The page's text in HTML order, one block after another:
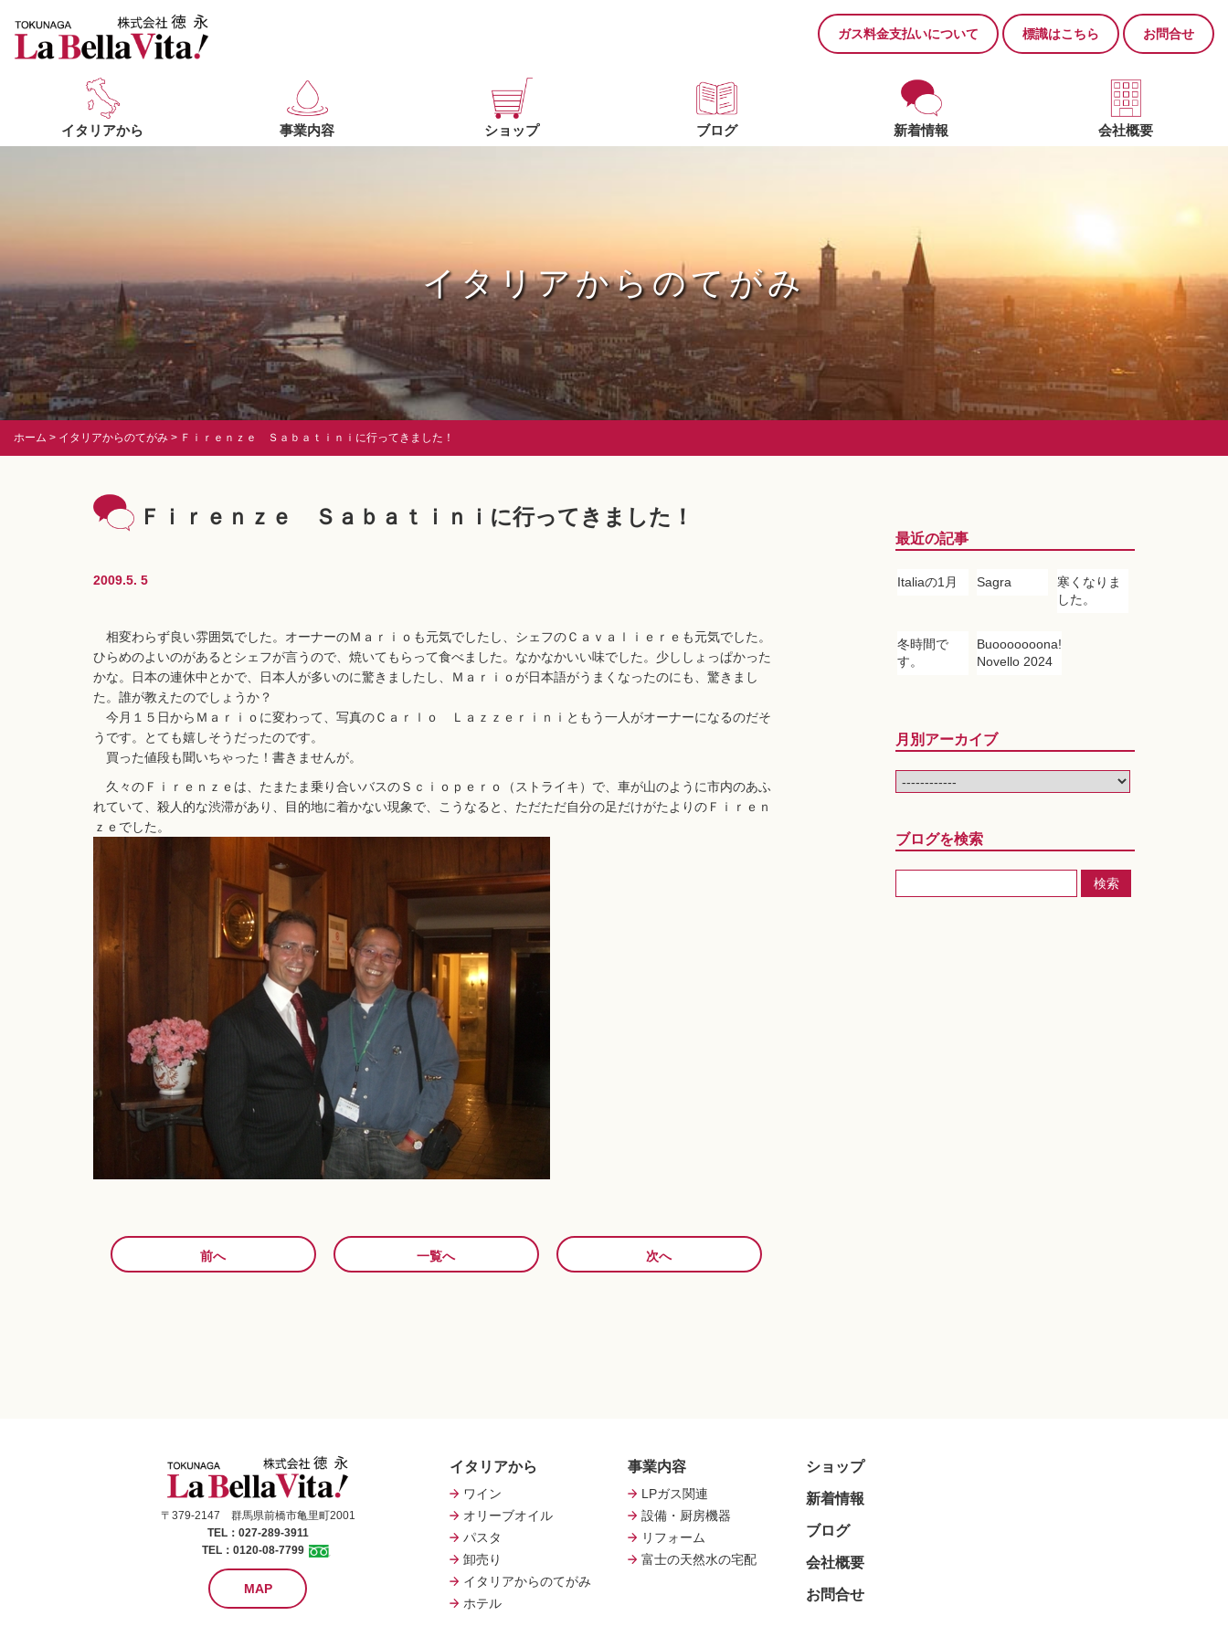
ガス料金支払いについて 標識はこちら お問合せ
イタリアから 事業内容 ショップ ブログ 新着情報 会社概要
イタリアからのてがみ
ホーム イタリアからのてがみ Ｆｉｒｅｎｚｅ Ｓａｂａｔｉｎｉに行ってきました！
Ｆｉｒｅｎｚｅ Ｓａｂａｔｉｎｉに行ってきました！
2009.5. 5
相変わらず良い雰囲気でした。オーナーのＭａｒｉｏも元気でしたし、シェフのＣａｖａｌｉｅｒｅも元気でした。
ひらめのよいのがあるとシェフが言うので、焼いてもらって食べました。なかなかいい味でした。少ししょっぱかった
かな。日本の連休中とかで、日本人が多いのに驚きましたし、Ｍａｒｉｏが日本語がうまくなったのにも、驚きまし
た。誰が教えたのでしょうか？
今月１５日からＭａｒｉｏに変わって、写真のＣａｒｌｏ Ｌａｚｚｅｒｉｎｉともう一人がオーナーになるのだそ
うです。とても嬉しそうだったのです。
買った値段も聞いちゃった！書きませんが。
久々のＦｉｒｅｎｚｅは、たまたま乗り合いバスのＳｃｉｏｐｅｒｏ（ストライキ）で、車が山のように市内のあふ
れていて、殺人的な渋滞があり、目的地に着かない現象で、こうなると、ただただ自分の足だけがたよりのＦｉｒｅｎ
ｚｅでした。
前へ 一覧へ 次へ
最近の記事
Italiaの1月 Sagra
寒くなりま
した。
冬時間で
す。
Buooooooona!
Novello 2024
月別アーカイブ
ブログを検索
〒379-2147 群馬県前橋市亀里町2001
TEL：027-289-3911
TEL：0120-08-7799
MAP
イタリアから
ワイン
オリーブオイル
パスタ
卸売り
イタリアからのてがみ
ホテル
事業内容
LPガス関連
設備・厨房機器
リフォーム
富士の天然水の宅配
ショップ
新着情報
ブログ
会社概要
お問合せ